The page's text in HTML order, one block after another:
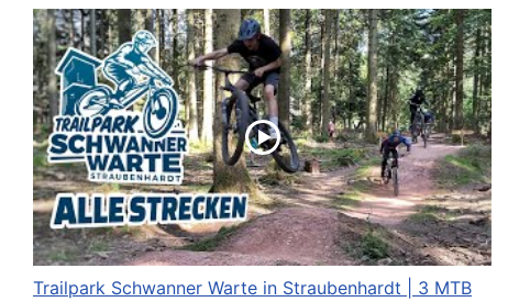
Trailpark Schwanner Warte in Straubenhardt | 3 MTB